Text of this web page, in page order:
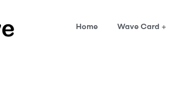
Home Wave Card